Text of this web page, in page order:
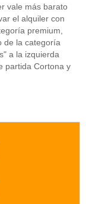
vale más barato
el alquiler con
premium,
de la categoría
a la izquierda
partida Cortona y